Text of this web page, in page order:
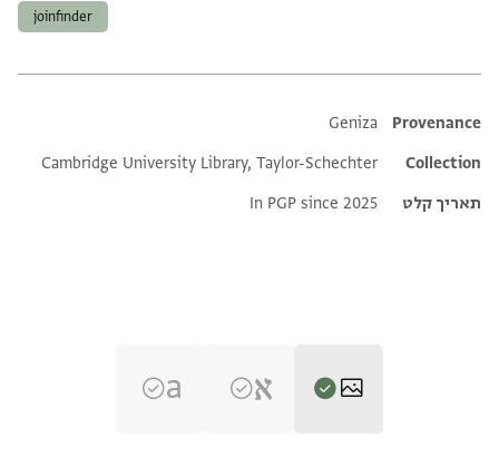
joinfinder
Additional metadata
Provenance
Geniza
Collection
Cambridge University Library, Taylor-Schechter
תאריך קלט
In PGP since 2025